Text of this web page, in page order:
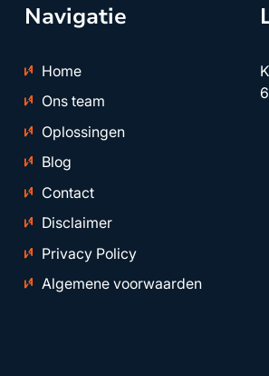
Navigatie
Home
Ons team
Oplossingen
Blog
Contact
Disclaimer
Privacy Policy
Algemene voorwaarden